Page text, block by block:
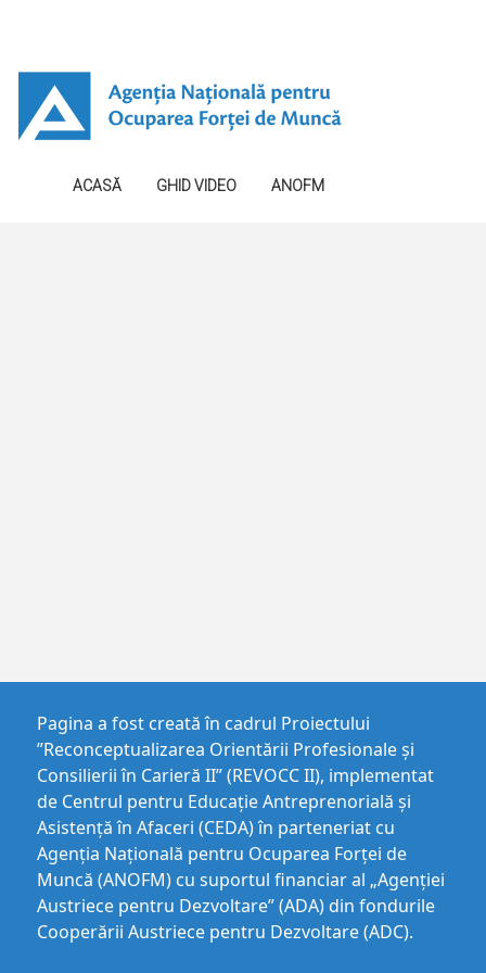
ACASĂ GHID VIDEO ANOFM
Pagina a fost creată în cadrul Proiectului
”Reconceptualizarea Orientării Profesionale și
Consilierii în Carieră II” (REVOCC II), implementat
de Centrul pentru Educaţie Antreprenorială şi
Asistenţă în Afaceri (CEDA) în parteneriat cu
Agenția Națională pentru Ocuparea Forței de
Muncă (ANOFM) cu suportul financiar al „Agenției
Austriece pentru Dezvoltare” (ADA) din fondurile
Cooperării Austriece pentru Dezvoltare (ADC).